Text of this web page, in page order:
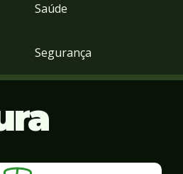
Saúde
Segurança